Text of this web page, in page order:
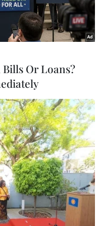
Paris, Pháp. (Ảnh:
tục suy giảm
động của các lệnh
vùng đô thị của
Or Loans?